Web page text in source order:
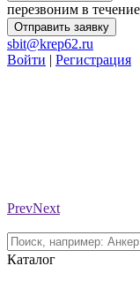
перезвоним в
Отправить заявку
sbit@krep62.ru
Войти | Регистрация
PrevNext
Каталог